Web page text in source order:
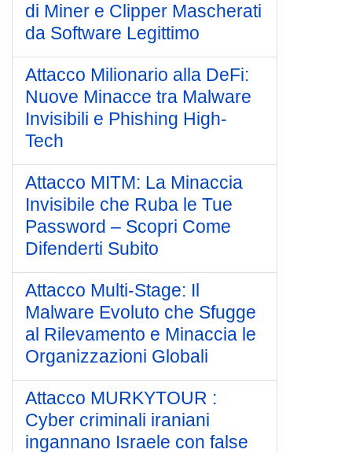
di Miner e Clipper Mascherati
da Software Legittimo
Attacco Milionario alla DeFi:
Nuove Minacce tra Malware
Invisibili e Phishing High-
Tech
Attacco MITM: La Minaccia
Invisibile che Ruba le Tue
Password – Scopri Come
Difenderti Subito
Attacco Multi-Stage: Il
Malware Evoluto che Sfugge
al Rilevamento e Minaccia le
Organizzazioni Globali
Attacco MURKYTOUR :
Cyber criminali iraniani
ingannano Israele con false